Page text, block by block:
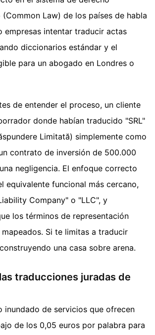
Law) de los países de habla
empresas intentar traducir actas
diccionarios estándar y el
para un abogado en Londres o
de entender el proceso, un cliente
donde habían traducido "SRL"
Limitată) simplemente como
contrato de inversión de 500.000
negligencia. El enfoque correcto
equivalente funcional más cercano,
Company" o "LLC", y
los términos de representación
Si te limitas a traducir
una casa sobre arena.
traducciones juradas de
inundado de servicios que ofrecen
de los 0,05 euros por palabra para